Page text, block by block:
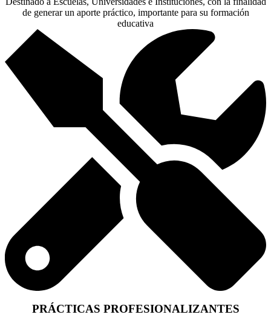
de generar un aporte práctico, importante para su formación
educativa
PRÁCTICAS PROFESIONALIZANTES